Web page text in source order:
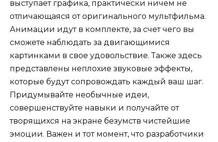
выступает графика, практически ничем не
отличающаяся от оригинального мультфильма.
Анимации идут в комплекте, за счет чего вы
сможете наблюдать за двигающимися
картинками в свое удовольствие. Также здесь
представлены неплохие звуковые эффекты,
которые будут сопровождать каждый ваш шаг.
Придумывайте необычные идеи,
совершенствуйте навыки и получайте от
творящихся на экране безумств чистейшие
эмоции. Важен и тот момент, что разработчики